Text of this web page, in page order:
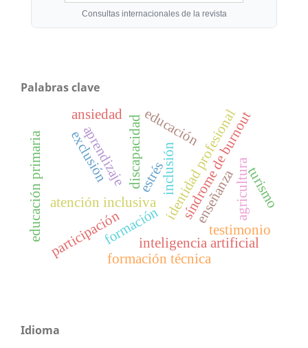
Consultas internacionales de la revista
Palabras clave
formación
atención inclusiva identidad profesional
enseñanza
aprendizaje inclusión
exclusión discapacidad
inteligencia artificial
estrés
ansiedad síndrome de burnout
agricultura
formación técnica
turismo
educación primaria
educación
participación testimonio
Idioma